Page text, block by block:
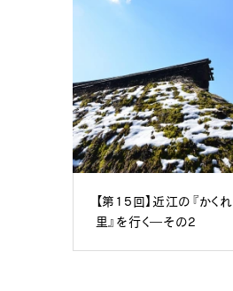
【第15回】近江の『かくれ
里』を行く―その2